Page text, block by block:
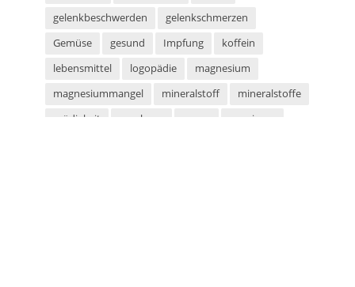
gelenkbeschwerden
gelenkschmerzen
Gemüse
gesund Impfung
koffein
lebensmittel
logopädie
magnesium
magnesiummangel
mineralstoff
mineralstoffe
müdigkeit
parabene
saunieren